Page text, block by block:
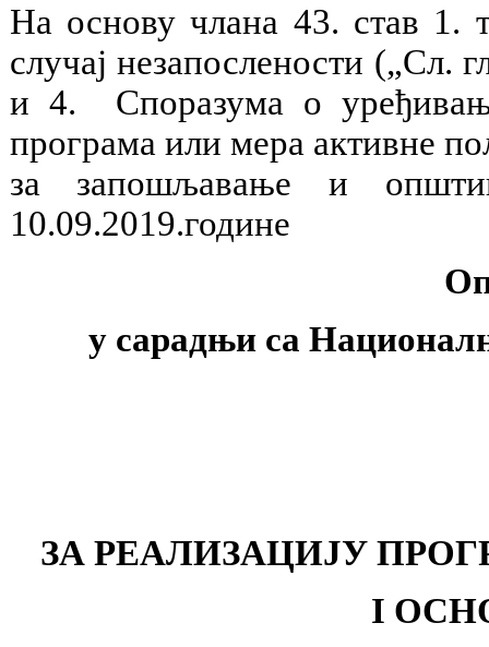
На основу члана 43. став 1.
случај незапослености
и 4. Споразума о
програма или мера активне
за запошљавање и
10.09.2019.године
у сарадњи са
ЗА РЕАЛИЗАЦИЈУ
I